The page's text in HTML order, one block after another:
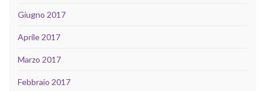
Giugno 2017
Aprile 2017
Marzo 2017
Febbraio 2017